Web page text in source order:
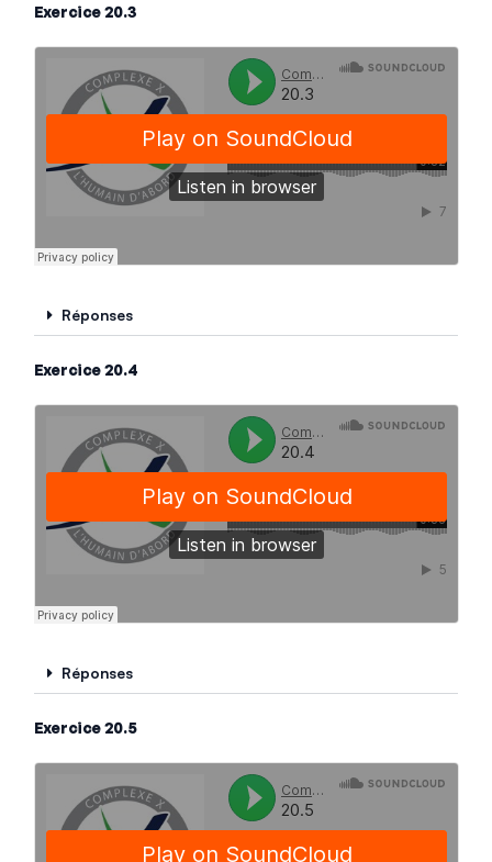
Exercice 20.3
Réponses
Exercice 20.4
Réponses
Exercice 20.5